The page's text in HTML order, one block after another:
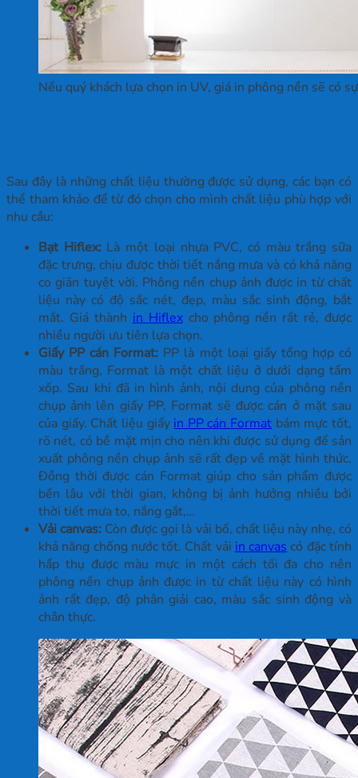
Nếu quý khách lựa chọn in UV, giá in phông nền sẽ có
Sau đây là những chất liệu thường được sử dụng, các bạn có
thể tham khảo để từ đó chọn cho mình chất liệu phù hợp với
nhu cầu:
Bạt Hiflex:Là một loại nhựa PVC, có màu trắng sữa
đặc trưng, chịu được thời tiết nắng mưa và có khả năng
co giãn tuyệt vời. Phông nền chụp ảnh được in từ chất
liệu này có độ sắc nét, đẹp, màu sắc sinh động, bắt
mắt. Giá thành in Hiflexcho phông nền rất rẻ, được
nhiều người ưu tiên lựa chọn.
Giấy PP cán Format: PP là một loại giấy tổng hợp có
màu trắng, Format là một chất liệu ở dưới dạng tấm
xốp. Sau khi đã in hình ảnh, nội dung của phông nền
chụp ảnh lên giấy PP, Format sẽ được cán ở mặt sau
của giấy. Chất liệu giấy in PP cán Format bám mực tốt,
rõ nét, có bề mặt mịn cho nên khi được sử dụng để sản
xuất phông nền chụp ảnh sẽ rất đẹp về mặt hình thức.
Đồng thời được cán Format giúp cho sản phẩm được
bền lâu với thời gian, không bị ảnh hưởng nhiều bởi
thời tiết mưa to, nắng gắt,…
Vải canvas: Còn được gọi là vải bố, chất liệu này nhẹ, có
khả năng chống nước tốt. Chất vải in canvas có đặc tính
hấp thụ được màu mực in một cách tối đa cho nên
phông nền chụp ảnh được in từ chất liệu này có hình
ảnh rất đẹp, độ phân giải cao, màu sắc sinh động và
chân thực.